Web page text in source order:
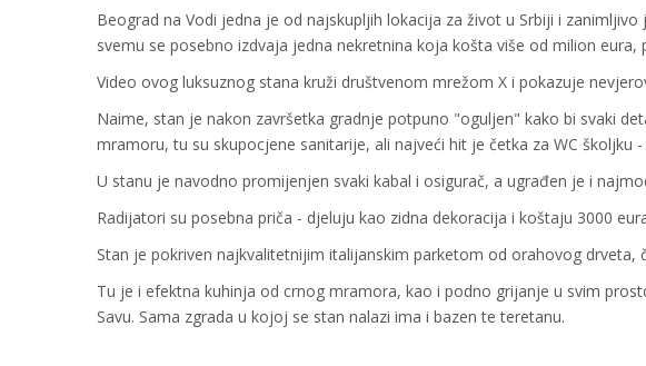
Beograd na Vodi jedna je od najskupljih lokacija za život u Srbiji i
svemu se posebno izdvaja jedna nekretnina koja košta više od milion eura,
Video ovog luksuznog stana kruži društvenom mrežom X i pokazuje
Naime, stan je nakon završetka gradnje potpuno "oguljen" kako bi svaki
mramoru, tu su skupocjene sanitarije, ali najveći hit je četka za WC školjku
U stanu je navodno promijenjen svaki kabal i osigurač, a ugrađen je i
Radijatori su posebna priča - djeluju kao zidna dekoracija i koštaju 3000
Stan je pokriven najkvalitetnijim italijanskim parketom od orahovog drveta,
Tu je i efektna kuhinja od crnog mramora, kao i podno grijanje u svim
Savu. Sama zgrada u kojoj se stan nalazi ima i bazen te teretanu.